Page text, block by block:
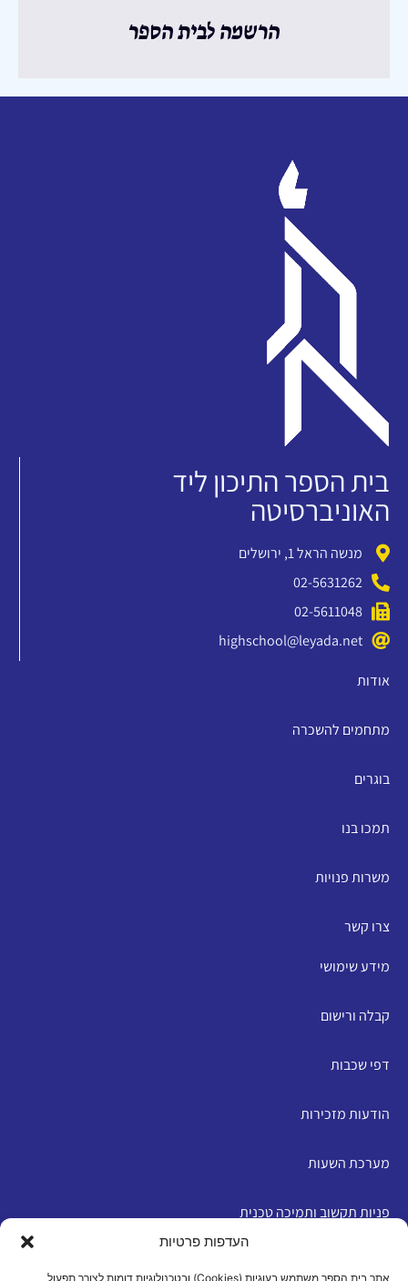
העדפות פרטיות
אתר בית הספר משתמש בעוגיות (Cookies) ובטכנולוגיות דומות לצורך תפעול
הרשמה לבית הספר
בית הספר התיכון ליד
האוניברסיטה
מנשה הראל 1, ירושלים
02-5631262
02-5611048
highschool@leyada.net
אודות
מתחמים להשכרה
בוגרים
תמכו בנו
משרות פנויות
צרו קשר
מידע שימושי
קבלה ורישום
דפי שכבות
הודעות מזכירות
מערכת השעות
פניות תקשוב ותמיכה טכנית